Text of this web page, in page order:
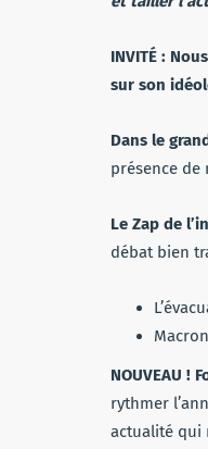
INVITÉ :
sur son
Dans le
présence
Le Zap de
débat bien
NOUVEAU !
rythmer
actualité qui